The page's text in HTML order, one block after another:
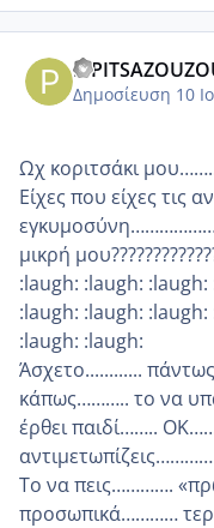
Δημοσίευση 10
Ωχ κοριτσάκι
Είχες που είχες τις
μικρή
:laugh: :laugh:
:laugh: :laugh:
:laugh: :laugh:
Άσχετο............
κάπως……….. το να
έρθει παιδί……..
αντιμετωπίζεις…………
Το να πεις………….
προσωπικά…………